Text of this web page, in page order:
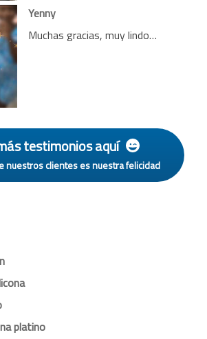
Yenny
Muchas gracias, muy lindo…
testimonios aquí
nuestros clientes es nuestra felicidad
platino